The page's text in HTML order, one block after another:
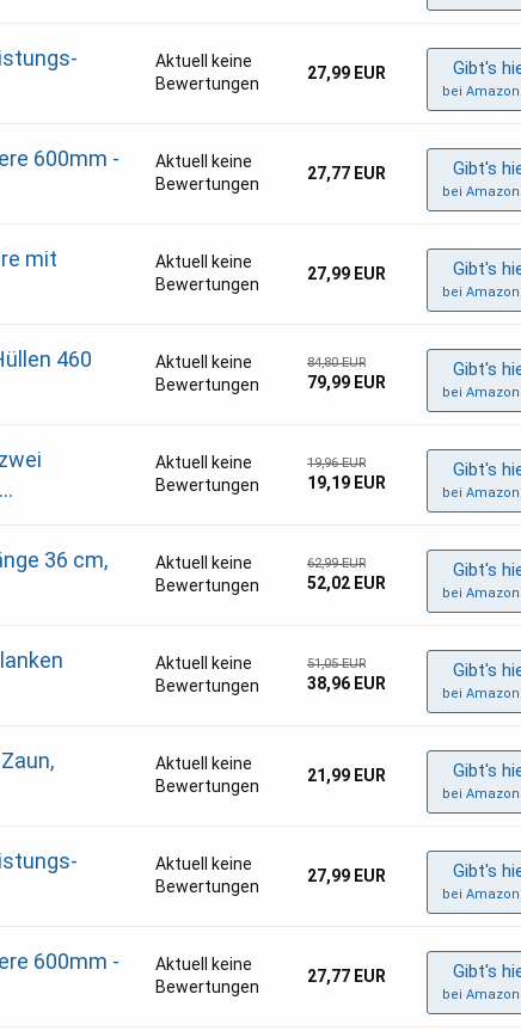
Aktuell keine
Bewertungen
27,99 EUR Gibt's
bei
600mm -
Aktuell keine
Bewertungen
27,77 EUR Gibt's
bei
mit
Aktuell keine
Bewertungen
27,99 EUR Gibt's
bei
460
Aktuell keine
Bewertungen
84,80 EUR
79,99 EUR
Gibt's
bei
Aktuell keine
Bewertungen
19,96 EUR
19,19 EUR
Gibt's
bei
36 cm,
Aktuell keine
Bewertungen
62,99 EUR
52,02 EUR
Gibt's
bei
Aktuell keine
Bewertungen
51,05 EUR
38,96 EUR
Gibt's
bei
Aktuell keine
Bewertungen
21,99 EUR Gibt's
bei
Aktuell keine
Bewertungen
27,99 EUR Gibt's
bei
600mm -
Aktuell keine
Bewertungen
27,77 EUR Gibt's
bei